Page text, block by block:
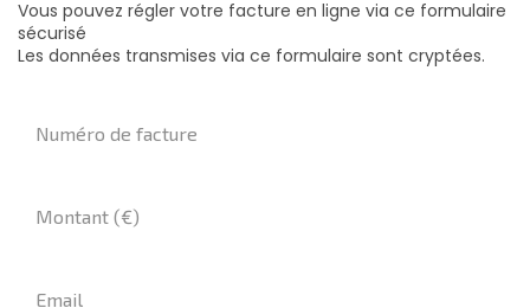
Vous pouvez régler votre facture en ligne via ce formulaire
sécurisé
Les données transmises via ce formulaire sont cryptées.